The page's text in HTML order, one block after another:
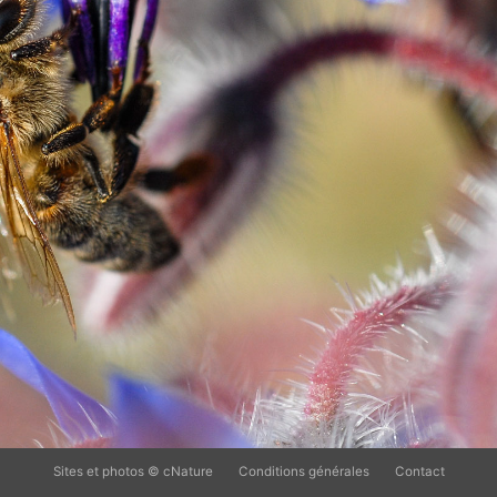
Sites et photos © cNature Conditions générales Contact